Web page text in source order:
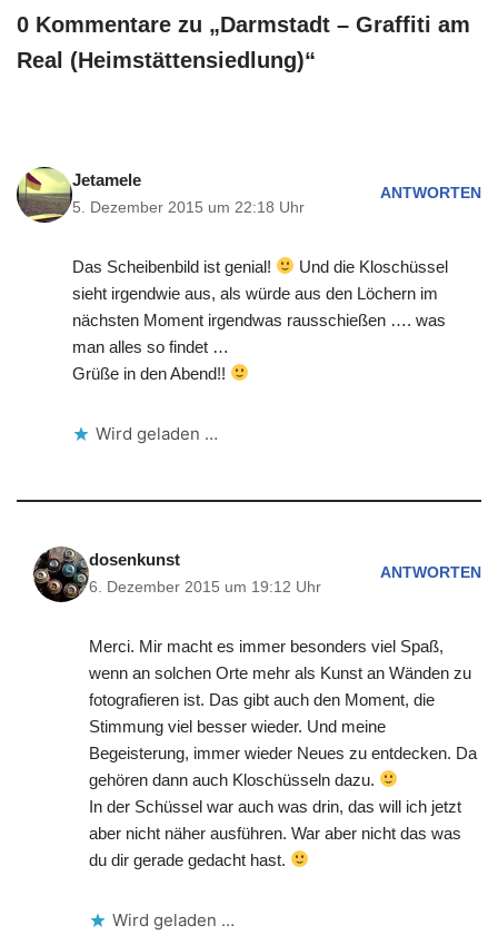
0 Kommentare zu „Darmstadt – Graffiti am
Real (Heimstättensiedlung)“
Jetamele
5. Dezember 2015 um 22:18 Uhr
ANTWORTEN
Das Scheibenbild ist genial!
Und die Kloschüssel
sieht irgendwie aus, als würde aus den Löchern im
nächsten Moment irgendwas rausschießen …. was
man alles so findet …
Grüße in den Abend!!
Wird geladen …
dosenkunst
6. Dezember 2015 um 19:12 Uhr
ANTWORTEN
Merci. Mir macht es immer besonders viel Spaß,
wenn an solchen Orte mehr als Kunst an Wänden zu
fotografieren ist. Das gibt auch den Moment, die
Stimmung viel besser wieder. Und meine
Begeisterung, immer wieder Neues zu entdecken. Da
gehören dann auch Kloschüsseln dazu.
In der Schüssel war auch was drin, das will ich jetzt
aber nicht näher ausführen. War aber nicht das was
du dir gerade gedacht hast.
Wird geladen …